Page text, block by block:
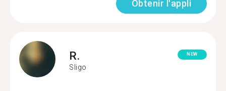
Obtenir l'appli
R.
Sligo
NEW